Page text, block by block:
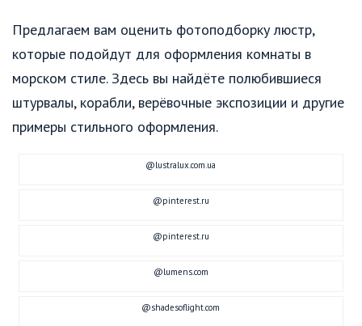
Предлагаем вам оценить фотоподборку люстр,
которые подойдут для оформления комнаты в
морском стиле. Здесь вы найдёте полюбившиеся
штурвалы, корабли, верёвочные экспозиции и другие
примеры стильного оформления.
@lustralux.com.ua
@pinterest.ru
@pinterest.ru
@lumens.com
@shadesoflight.com